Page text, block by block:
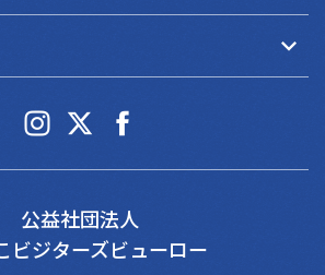
keyboard_arrow_down
公益社団法人
ビジターズビューロー